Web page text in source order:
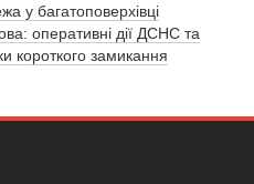
у багатоповерхівці
оперативні дії ДСНС та
короткого замикання